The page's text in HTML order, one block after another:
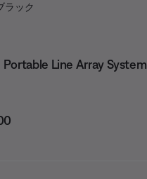
ラック
の選択
Portable Line Array System